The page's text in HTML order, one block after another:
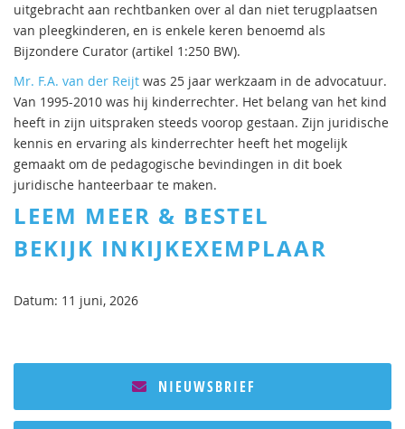
uitgebracht aan rechtbanken over al dan niet terugplaatsen
van pleegkinderen, en is enkele keren benoemd als
Bijzondere Curator (artikel 1:250 BW).
Mr. F.A. van der Reijt was 25 jaar werkzaam in de advocatuur.
Van 1995-2010 was hij kinderrechter. Het belang van het kind
heeft in zijn uitspraken steeds voorop gestaan. Zijn juridische
kennis en ervaring als kinderrechter heeft het mogelijk
gemaakt om de pedagogische bevindingen in dit boek
juridische hanteerbaar te maken.
LEEM MEER & BESTEL
BEKIJK INKIJKEXEMPLAAR
Datum: 11 juni, 2026
NIEUWSBRIEF